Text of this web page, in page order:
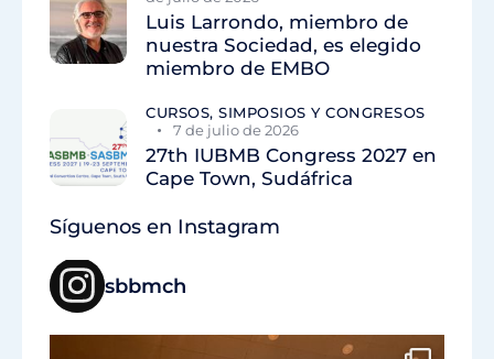
Luis Larrondo, miembro de
nuestra Sociedad, es elegido
miembro de EMBO
CURSOS, SIMPOSIOS Y CONGRESOS
7 de julio de 2026
27th IUBMB Congress 2027 en
Cape Town, Sudáfrica
Síguenos en Instagram
sbbmch